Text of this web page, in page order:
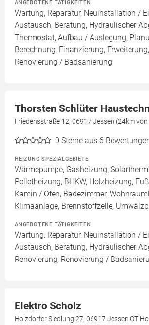
ANGEBOTENE TÄTIGKEITEN
Wartung, Reparatur, Neuinstallation /
Austausch, Beratung, Hydraulischer
Thermostat, Aufbau / Auslegung,
Berechnung, Finanzierung,
Renovierung / Badsanierung
Thorsten Schlüter
Friedensstraße 12, 06917 Jessen (24km
0 Sterne aus 6
HEIZUNG SPEZIALGEBIETE
Wärmepumpe, Gasheizung,
Pelletheizung, BHKW, Holzheizung,
Kamin / Ofen, Badezimmer,
Klimaanlage, Brennstoffzelle,
ANGEBOTENE TÄTIGKEITEN
Wartung, Reparatur, Neuinstallation /
Austausch, Beratung, Hydraulischer
Renovierung, Renovierung /
Elektro Scholz
Holzdorfer Siedlung 27, 06917 Jessen OT